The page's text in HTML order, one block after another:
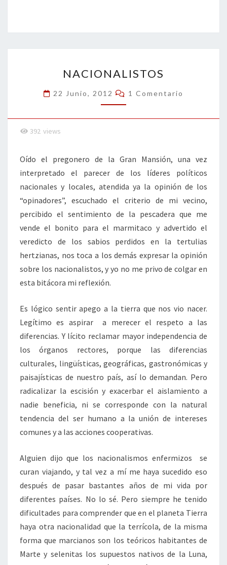
o
o
er dI
n
l
p
ar
tir
NACIONALISTOS
22 Junio, 2012 Comentarios
1 Comentario
392 views
Oído el pregonero de la Gran Mansión, una vez
interpretado el parecer de los líderes políticos
nacionales y locales, atendida ya la opinión de los
“opinadores”, escuchado el criterio de mi vecino,
percibido el sentimiento de la pescadera que me
vende el bonito para el marmitaco y advertido el
veredicto de los sabios perdidos en la tertulias
hertzianas, nos toca a los demás expresar la opinión
sobre los nacionalistos, y yo no me privo de colgar en
esta bitácora mi reflexión.
Es lógico sentir apego a la tierra que nos vio nacer.
Legítimo es aspirar a merecer el respeto a las
diferencias. Y lícito reclamar mayor independencia de
los órganos rectores, porque las diferencias
culturales, lingüísticas, geográficas, gastronómicas y
paisajísticas de nuestro país, así lo demandan. Pero
radicalizar la escisión y exacerbar el aislamiento a
nadie beneficia, ni se corresponde con la natural
tendencia del ser humano a la unión de intereses
comunes y a las acciones cooperativas.
Alguien dijo que los nacionalismos enfermizos se
curan viajando, y tal vez a mí me haya sucedido eso
después de pasar bastantes años de mi vida por
diferentes países. No lo sé. Pero siempre he tenido
dificultades para comprender que en el planeta Tierra
haya otra nacionalidad que la terrícola, de la misma
forma que marcianos son los teóricos habitantes de
Marte y selenitas los supuestos nativos de la Luna,